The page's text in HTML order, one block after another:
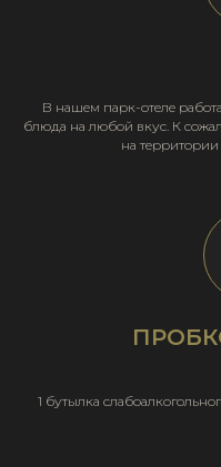
В нашем парк-отеле
блюда на любой вкус. К
на
1 бутылка